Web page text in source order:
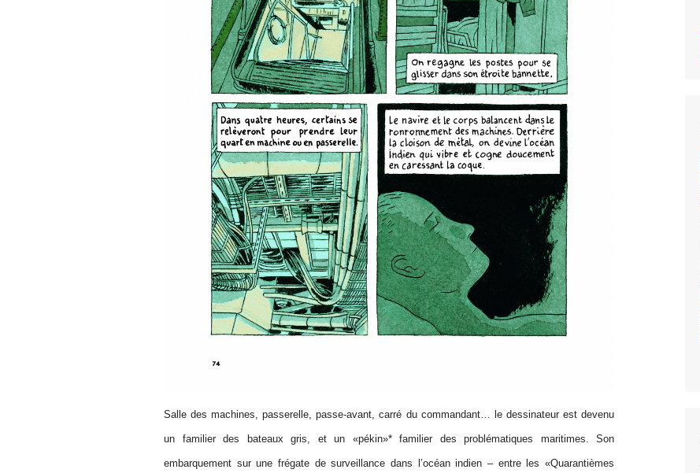
Salle des machines, passerelle, passe-avant, carré du commandant… le dessinateur est devenu
un familier des bateaux gris, et un «pékin»* familier des problématiques maritimes. Son
embarquement sur une frégate de surveillance dans l’océan indien – entre les «Quarantièmes